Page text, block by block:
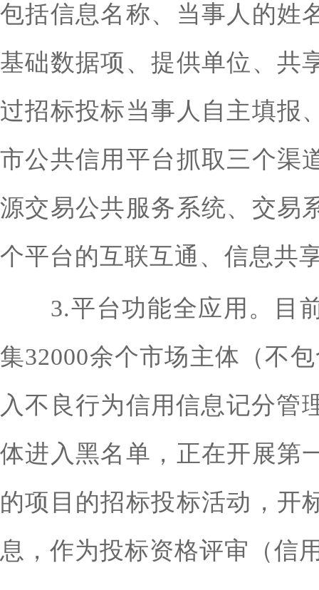
包括信息名称、当事人的姓
基础数据项、提供单位、共
过招标投标当事人自主填报
市公共信用平台抓取三个渠
源交易公共服务系统、交易
个平台的互联互通、信息共
3.平台功能全应用。目前
集32000余个市场主体（不
入不良行为信用信息记分管
体进入黑名单，正在开展第
的项目的招标投标活动，开
息，作为投标资格评审（信